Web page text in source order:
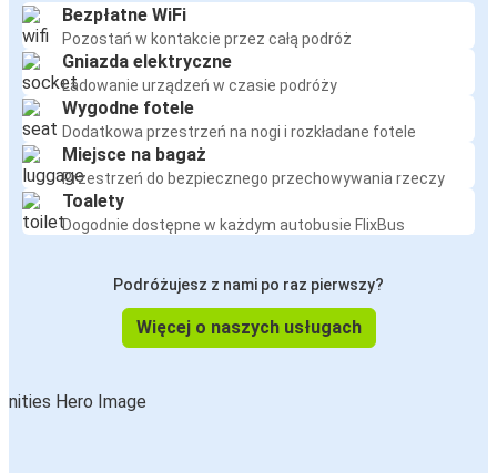
Bezpłatne WiFi
Pozostań w kontakcie przez całą podróż
Gniazda elektryczne
Ładowanie urządzeń w czasie podróży
Wygodne fotele
Dodatkowa przestrzeń na nogi i rozkładane fotele
Miejsce na bagaż
Przestrzeń do bezpiecznego przechowywania rzeczy
Toalety
Dogodnie dostępne w każdym autobusie FlixBus
Podróżujesz z nami po raz pierwszy?
Więcej o naszych usługach